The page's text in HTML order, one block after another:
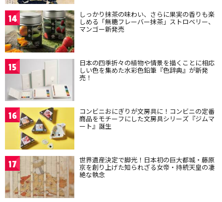
14 しっかり抹茶の味わい、さらに果実の香りも楽
しめる「無糖フレーバー抹茶」ストロベリー、
マンゴー新発売
15 日本の四季折々の植物や情景を描くことに相応
しい色を集めた水彩色鉛筆『色辞典』が新発
売！
16 コンビニおにぎりが文房具に！コンビニの定番
商品をモチーフにした文房具シリーズ『ジムマ
ート』誕生
17 世界遺産決定で脚光！日本初の巨大都城・藤原
京を創り上げた知られざる女帝・持統天皇の凄
絶な執念